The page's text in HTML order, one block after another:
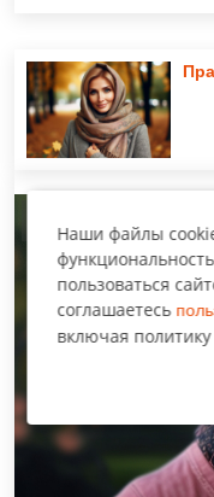
Наши файлы
пользоваться
соглашаетесь
включая